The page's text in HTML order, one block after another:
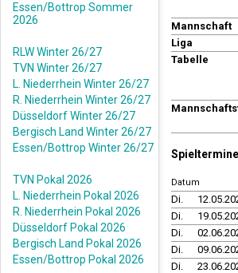
Essen/Bottrop Sommer
2026
RLW Winter 26/27
TVN Winter 26/27
L. Niederrhein Winter 26/27
R. Niederrhein Winter 26/27
Düsseldorf Winter 26/27
Bergisch Land Winter 26/27
Essen/Bottrop Winter 26/27
TVN Pokal 2026
L. Niederrhein Pokal 2026
R. Niederrhein Pokal 2026
Düsseldorf Pokal 2026
Bergisch Land Pokal 2026
Essen/Bottrop Pokal 2026
Mannschaft
Liga
Tabelle
Datum
Di.
Di.
Di.
Di.
Di.